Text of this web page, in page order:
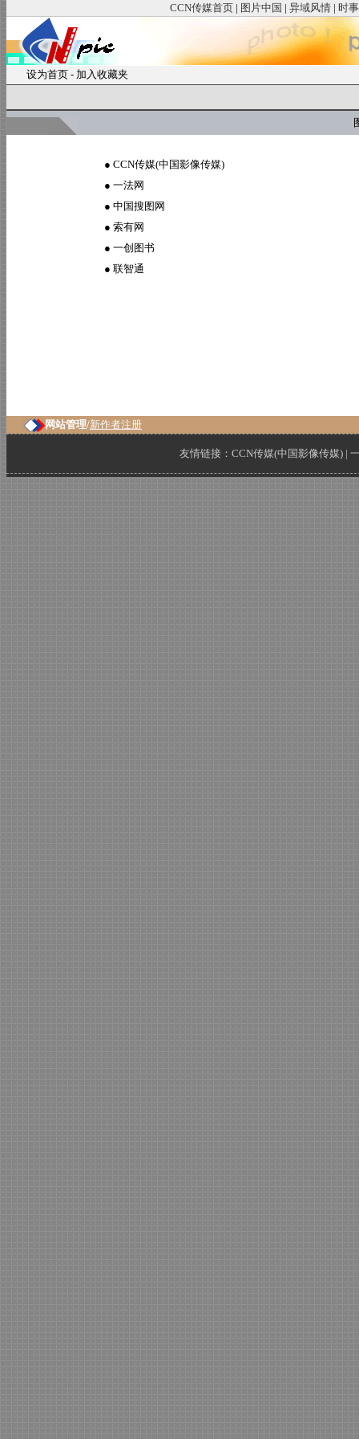
CCN传媒首页 | 图片中国 | 异域风情 | 时
设为首页 - 加入收藏夹
● CCN传媒(中国影像传媒)
● 一法网
● 中国搜图网
● 索有网
● 一创图书
● 联智通
网站管理/新作者注册
友情链接： CCN传媒(中国影像传媒) |